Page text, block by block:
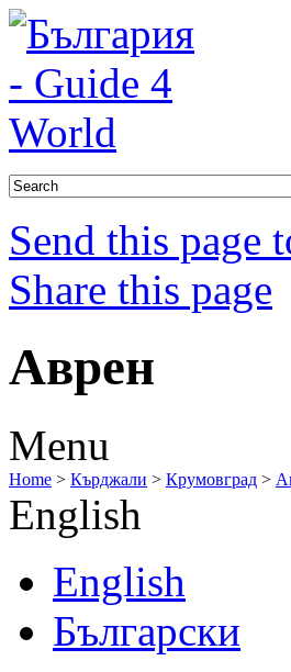
Send this page
Share this page
Аврен
Menu
Home > Кърджали > Крумовград >
English
English
Български